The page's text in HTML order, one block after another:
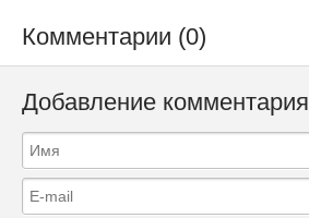
Комментарии (0)
Добавление комментария